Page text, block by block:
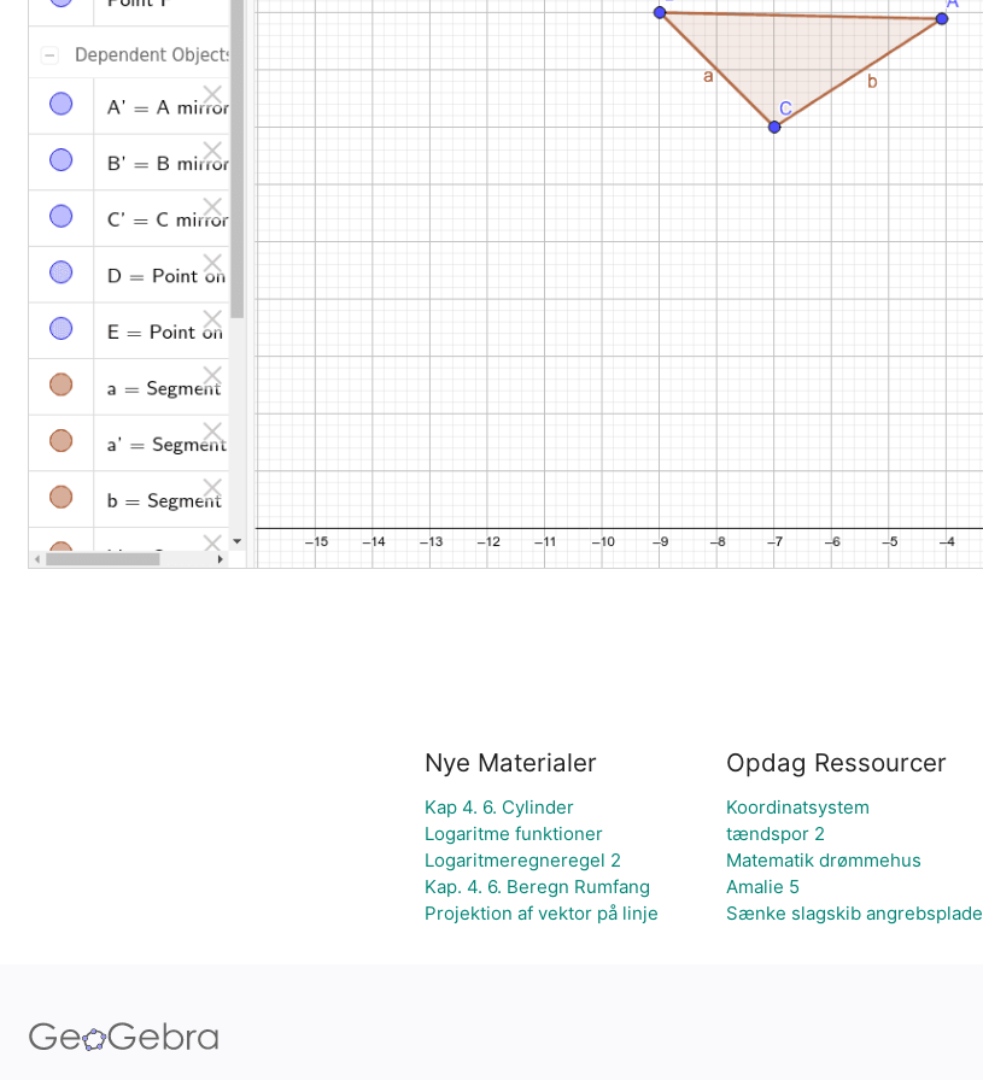
Nye Materialer
Kap 4. 6. Cylinder
Logaritme funktioner
Logaritmeregneregel 2
Kap. 4. 6. Beregn Rumfang
Projektion af vektor på linje
Opdag Ressourcer
Koordinatsystem
tændspor 2
Matematik drømmehus
Amalie 5
Sænke slagskib angrebsplade